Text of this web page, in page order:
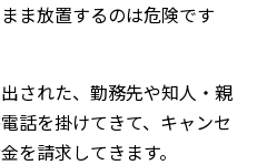
ま放置するのは危険です
された、勤務先や知人・親
話を掛けてきて、キャンセ
を請求してきます。